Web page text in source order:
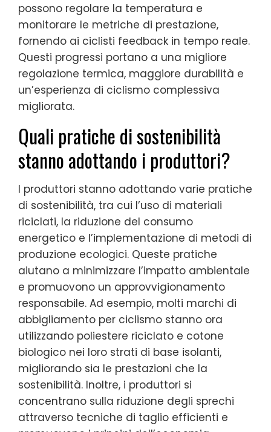
possono regolare la temperatura e
monitorare le metriche di prestazione,
fornendo ai ciclisti feedback in tempo reale.
Questi progressi portano a una migliore
regolazione termica, maggiore durabilità e
un’esperienza di ciclismo complessiva
migliorata.
Quali pratiche di sostenibilità
stanno adottando i produttori?
I produttori stanno adottando varie pratiche
di sostenibilità, tra cui l’uso di materiali
riciclati, la riduzione del consumo
energetico e l’implementazione di metodi di
produzione ecologici. Queste pratiche
aiutano a minimizzare l’impatto ambientale
e promuovono un approvvigionamento
responsabile. Ad esempio, molti marchi di
abbigliamento per ciclismo stanno ora
utilizzando poliestere riciclato e cotone
biologico nei loro strati di base isolanti,
migliorando sia le prestazioni che la
sostenibilità. Inoltre, i produttori si
concentrano sulla riduzione degli sprechi
attraverso tecniche di taglio efficienti e